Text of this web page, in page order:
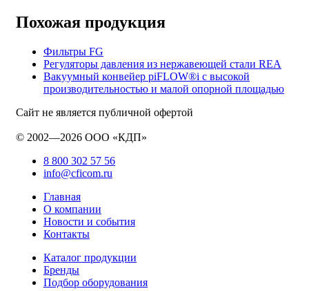
Похожая продукция
Фильтры FG
Регуляторы давления из нержавеющей стали REA
Вакуумный конвейер piFLOW®i с высокой
производительностью и малой опорной площадью
Сайт не является публичной офертой
© 2002—2026 ООО «КДП»
8 800 302 57 56
info@cficom.ru
Главная
О компании
Новости и события
Контакты
Каталог продукции
Бренды
Подбор оборудования